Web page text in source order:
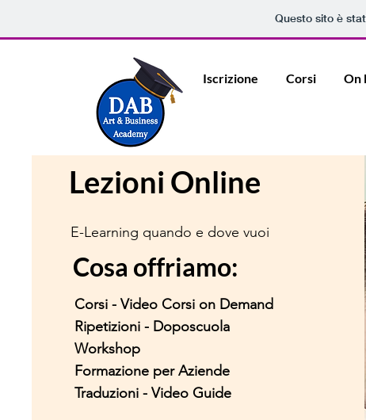
Questo sito è
Iscrizione Corsi On
Lezioni Online
E-Learning quando e dove vuoi
Cosa offriamo:
Corsi - Video Corsi on Demand
Ripetizioni - Doposcuola
Workshop
Formazione per Aziende
Traduzioni - Video Guide